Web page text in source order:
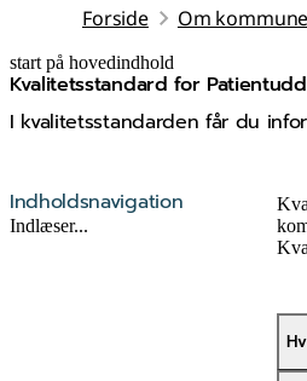
Forside Om
start på hovedindhold
Kvalitetsstandard for
I kvalitetsstandarden får du
senest opdateret 12. marts 2026
Indholdsnavigation
Indlæser...